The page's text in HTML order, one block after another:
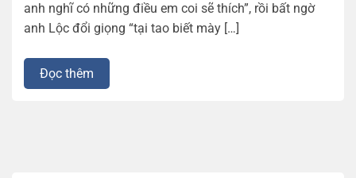
anh nghĩ có những điều em coi sẽ thích”, rồi bất ngờ
anh Lộc đổi giọng “tại tao biết mày […]
Đọc thêm